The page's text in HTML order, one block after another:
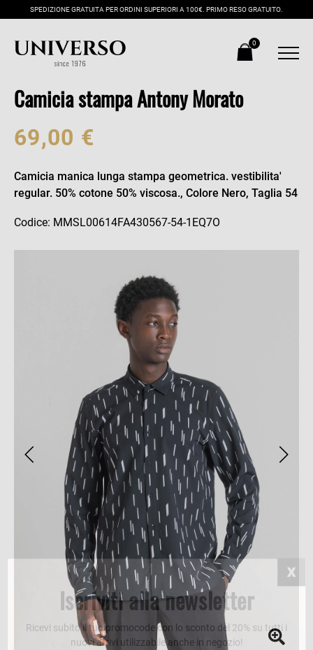
SPEDIZIONE GRATUITA PER ORDINI SUPERIORI A 100€. PRIMO RESO GRATUITO.
0
Camicia stampa Antony Morato
69,00 €
Camicia manica lunga stampa geometrica. vestibilita'
regular. 50% cotone 50% viscosa., Colore Nero, Taglia 54
Codice: MMSL00614FA430567-54-1EQ7O
Iscriviti alla newsletter
Ricevi subito il tuo promocode con lo sconto del 20% su tutti i
nuovi arrivi utilizzabile anche in negozio!